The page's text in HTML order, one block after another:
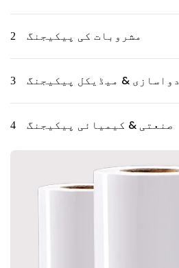
2 مشروبات کی پیکیجنگ
3 دواسازی & میڈیکل پیکیجنگ
4 صنعتی & کیمیائی پیکیجنگ